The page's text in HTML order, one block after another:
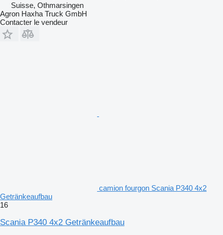
Suisse, Othmarsingen
Agron Haxha Truck GmbH
Contacter le vendeur
camion fourgon Scania P340 4x2
Getränkeaufbau
16
Scania P340 4x2 Getränkeaufbau